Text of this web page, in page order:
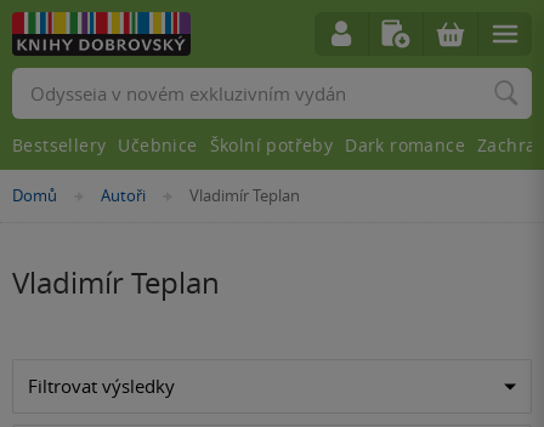
Nacházíte
Domů »Autoři »
Vladimír Teplan
Vladimír Teplan
Filtrovat výsledky
Vyhledávání
Bestsellery Učebnice Školní potřeby Dark romance